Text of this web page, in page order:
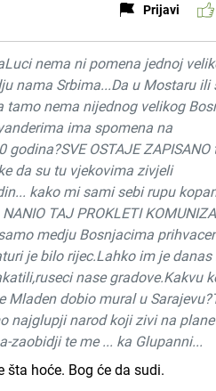
Prijavi
nema ni pomena jednoj
nama Srbima...Da u Mostaru ili
nema nijednog velikog
ima spomena na
OSTAJE ZAPISANO
da su tu vjekovima zivjeli
kako mi sami sebi rupu
TAJ PROKLETI
medju Bosnjacima
je bilo rijec.Lahko im je
nase gradove.Kakvu
dobio mural u
najglupji narod koji zivi na
zaobidji te me ... ka Glupanni...
hoće. Bog će da sudi.